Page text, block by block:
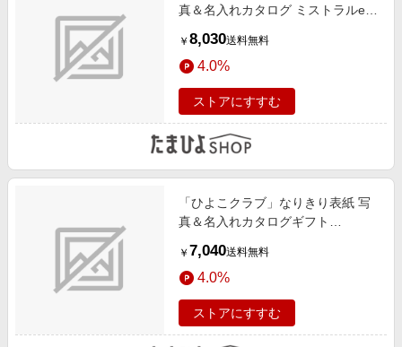
真＆名入れカタログ ミストラルe-
￥ 8,030送料無料
4.0%
ストアにすすむ
「ひよこクラブ」なりきり表紙 写
真＆名入れカタログギフト
プ） HSC
￥ 7,040送料無料
4.0%
ストアにすすむ